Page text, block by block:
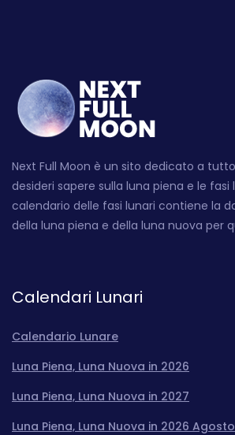
Next Full Moon è un sito dedicato a
desideri sapere sulla luna piena e le fasi
calendario delle fasi lunari contiene la
della luna piena e della luna nuova per
Calendari Lunari
Calendario Lunare
Luna Piena, Luna Nuova in 2026
Luna Piena, Luna Nuova in 2027
Luna Piena, Luna Nuova in 2026 Agosto